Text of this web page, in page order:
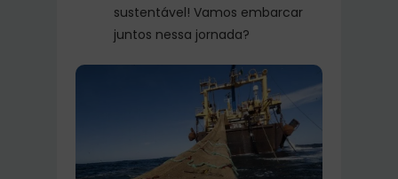
sustentável! Vamos embarcar
juntos nessa jornada?